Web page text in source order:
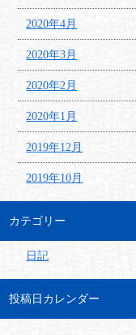
2020年4月
2020年3月
2020年2月
2020年1月
2019年12月
2019年10月
カテゴリー
日記
投稿日カレンダー